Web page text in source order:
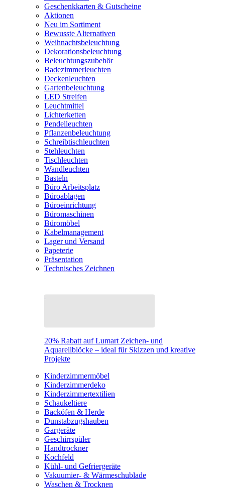
Geschenkkarten & Gutscheine
Aktionen
Neu im Sortiment
Bewusste Alternativen
Weihnachtsbeleuchtung
Dekorationsbeleuchtung
Beleuchtungszubehör
Badezimmerleuchten
Deckenleuchten
Gartenbeleuchtung
LED Streifen
Leuchtmittel
Lichterketten
Pendelleuchten
Pflanzenbeleuchtung
Schreibtischleuchten
Stehleuchten
Tischleuchten
Wandleuchten
Basteln
Büro Arbeitsplatz
Büroablagen
Büroeinrichtung
Büromaschinen
Büromöbel
Kabelmanagement
Lager und Versand
Papeterie
Präsentation
Technisches Zeichnen
20% Rabatt auf Lumart Zeichen- und
Aquarellblöcke – ideal für Skizzen und kreative
Projekte
Kinderzimmermöbel
Kinderzimmerdeko
Kinderzimmertextilien
Schaukeltiere
Backöfen & Herde
Dunstabzugshauben
Gargeräte
Geschirrspüler
Handtrockner
Kochfeld
Kühl- und Gefriergeräte
Vakuumier- & Wärmeschublade
Waschen & Trocknen